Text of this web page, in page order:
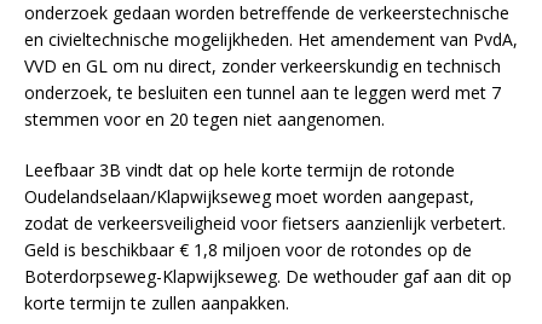
onderzoek gedaan worden betreffende de verkeerstechnische
en civieltechnische mogelijkheden. Het amendement van PvdA,
VVD en GL om nu direct, zonder verkeerskundig en technisch
onderzoek, te besluiten een tunnel aan te leggen werd met 7
stemmen voor en 20 tegen niet aangenomen.
Leefbaar 3B vindt dat op hele korte termijn de rotonde
Oudelandselaan/Klapwijkseweg moet worden aangepast,
zodat de verkeersveiligheid voor fietsers aanzienlijk verbetert.
Geld is beschikbaar € 1,8 miljoen voor de rotondes op de
Boterdorpseweg-Klapwijkseweg. De wethouder gaf aan dit op
korte termijn te zullen aanpakken.